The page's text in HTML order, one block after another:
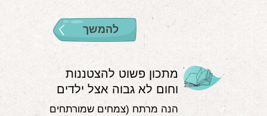
להמשך
מתכון פשוט להצטננות
וחום לא גבוה אצל ילדים
הנה מרתח (צמחים שמורתחים